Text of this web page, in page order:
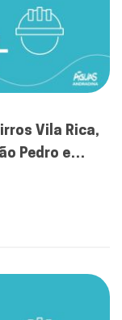
Vila Rica,
Pedro e